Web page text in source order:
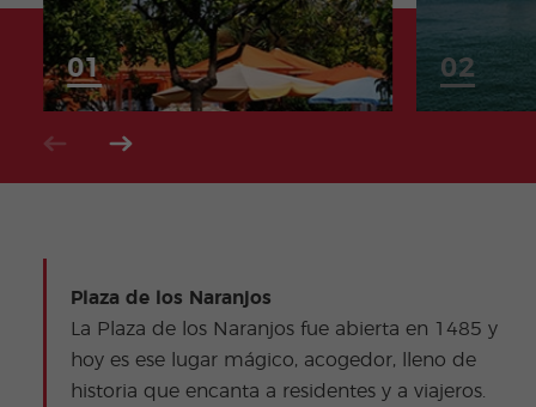
Plaza de los Naranjos
La Plaza de los Naranjos fue abierta en 1485 y
hoy es ese lugar mágico, acogedor, lleno de
historia que encanta a residentes y a viajeros.